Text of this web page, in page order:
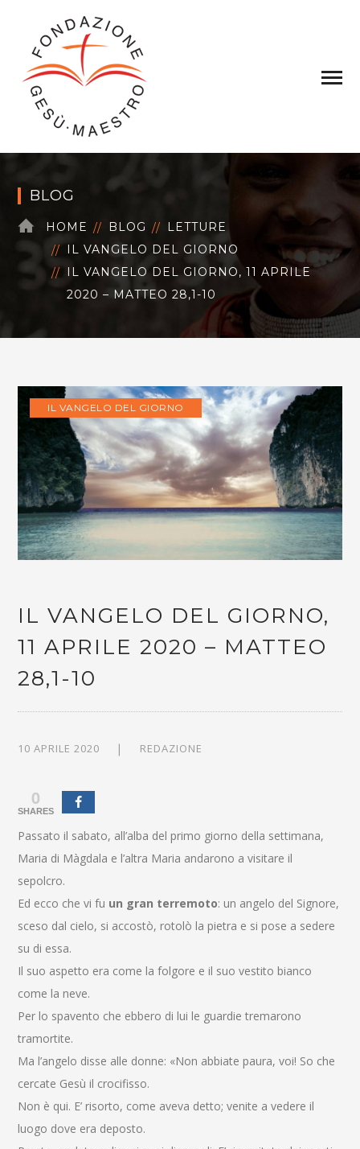
BLOG
HOME BLOG
LETTURE
IL VANGELO DEL GIORNO
IL VANGELO DEL GIORNO, 11 APRILE
2020 – MATTEO 28,1-10
IL VANGELO DEL GIORNO
IL VANGELO DEL GIORNO,
11 APRILE 2020 – MATTEO
28,1-10
10 APRILE 2020 REDAZIONE
0
SHARES
Passato il sabato, all’alba del primo giorno della settimana,
Maria di Màgdala e l’altra Maria andarono a visitare il
sepolcro.
Ed ecco che vi fu un gran terremoto: un angelo del Signore,
sceso dal cielo, si accostò, rotolò la pietra e si pose a sedere
su di essa.
Il suo aspetto era come la folgore e il suo vestito bianco
come la neve.
Per lo spavento che ebbero di lui le guardie tremarono
tramortite.
Ma l’angelo disse alle donne: «Non abbiate paura, voi! So che
cercate Gesù il crocifisso.
Non è qui. E’ risorto, come aveva detto; venite a vedere il
luogo dove era deposto.